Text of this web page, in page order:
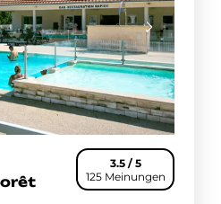
3.5 / 5
125 Meinungen